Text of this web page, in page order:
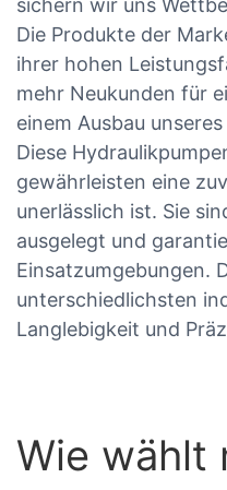
sichern wir uns
Die Produkte der
ihrer hohen
mehr Neukunden für
einem Ausbau
Diese
gewährleisten eine
unerlässlich ist. Sie
ausgelegt und
Einsatzumgebungen.
unterschiedlichsten
Langlebigkeit und
Wie wählt